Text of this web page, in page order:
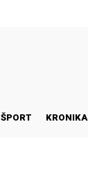
ŠPORT KRONIKA